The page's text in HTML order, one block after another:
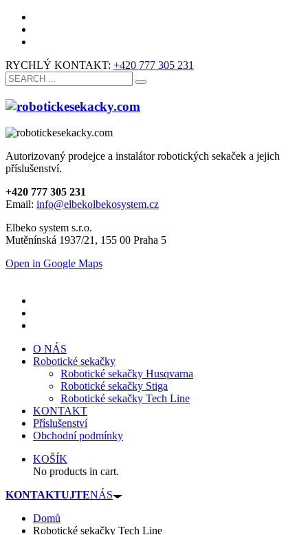
RYCHLÝ KONTAKT: +420 777 305 231
Autorizovaný prodejce a instalátor robotických sekaček a jejich
příslušenství.
+420 777 305 231
Email: info@elbekolbekosystem.cz
Elbeko system s.r.o.
Mutěnínská 1937/21, 155 00 Praha 5
Open in Google Maps
O NÁS
Robotické sekačky
Robotické sekačky Husqvarna
Robotické sekačky Stiga
Robotické sekačky Tech Line
KONTAKT
Příslušenství
Obchodní podmínky
KOŠÍK
No products in cart.
KONTAKTUJTENÁS
Domů
Robotické sekačky Tech Line